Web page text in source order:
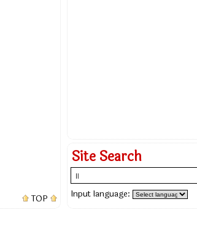
TOP
Site Search
Input language: